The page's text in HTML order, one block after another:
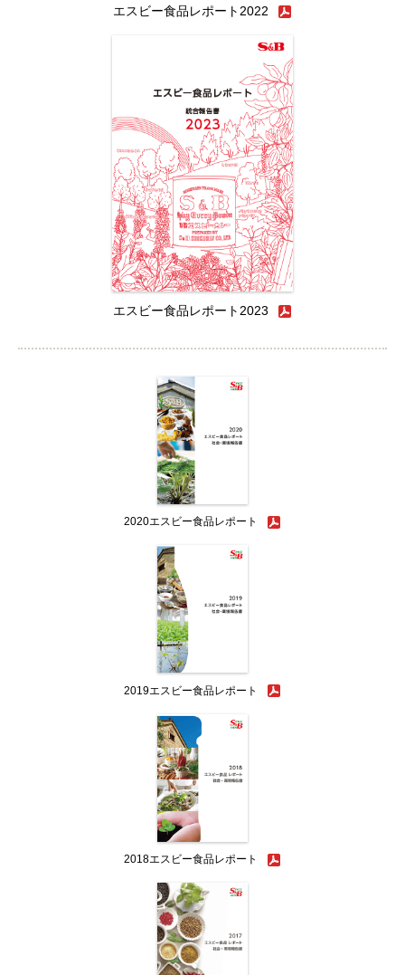
エスビー食品レポート2022
エスビー食品レポート2023
2020エスビー食品レポート
2019エスビー食品レポート
2018エスビー食品レポート